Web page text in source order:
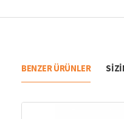
BENZER ÜRÜNLER